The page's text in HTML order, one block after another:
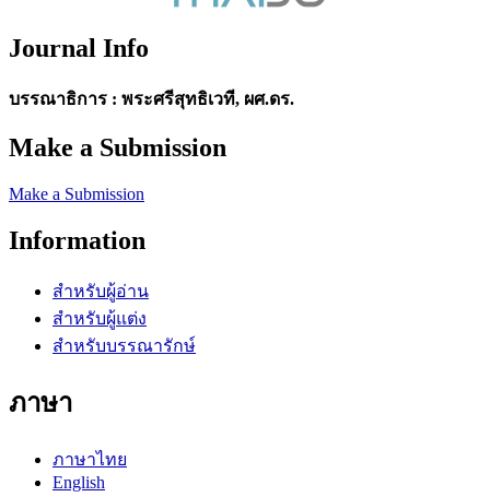
Journal Info
บรรณาธิการ : พระศรีสุทธิเวที, ผศ.ดร.
Make a Submission
Make a Submission
Information
สำหรับผู้อ่าน
สำหรับผู้แต่ง
สำหรับบรรณารักษ์
ภาษา
ภาษาไทย
English